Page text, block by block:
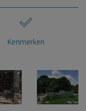
Kenmerken